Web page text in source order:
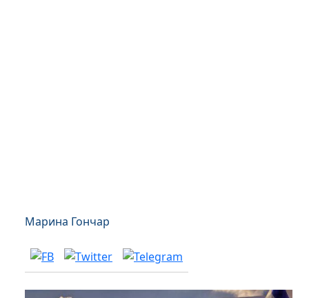
Марина Гончар